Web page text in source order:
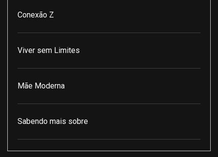
Conexão Z
Viver sem Limites
Mãe Moderna
Sabendo mais sobre